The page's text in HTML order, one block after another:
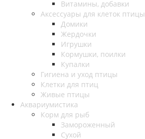
Витамины, добавки
Аксессуары для клеток птицы
Домики
Жердочки
Игрушки
Кормушки, поилки
Купалки
Гигиена и уход птицы
Клетки для птиц
Живые птицы
Аквариумистика
Корм для рыб
Замороженный
Сухой